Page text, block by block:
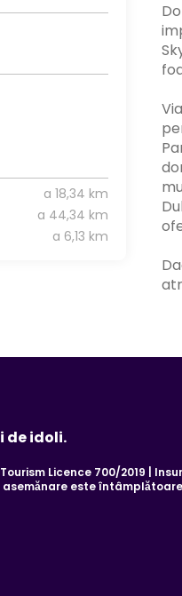
a 18,34 km
a 44,34 km
a 6,13 km
de idoli.
Licence 700/2019 |
asemănare este